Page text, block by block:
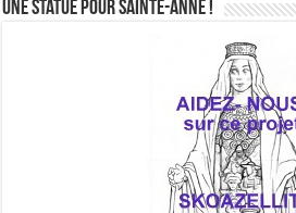
Une statue pour Sainte-Anne !